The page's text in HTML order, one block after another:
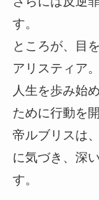
す。
ところが、目
アリスティア
人生を歩み始
ために行動を
帝ルブリスは
に気づき、深
す。